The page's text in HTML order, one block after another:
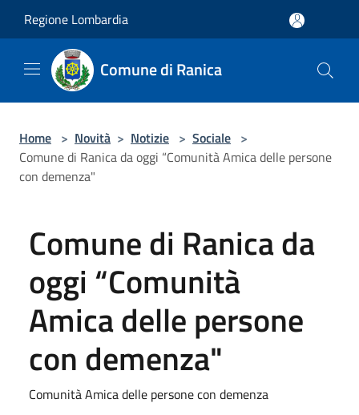
Regione Lombardia
Comune di Ranica
Home > Novità > Notizie > Sociale >
Comune di Ranica da oggi “Comunità Amica delle persone
con demenza"
Comune di Ranica da
oggi “Comunità
Amica delle persone
con demenza"
Comunità Amica delle persone con demenza